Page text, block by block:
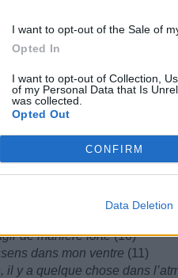
I want to opt-out of the Sale of
Opted In
I want to opt-out of Collection,
of my Personal Data that Is
was collected.
Opted Out
CONFIRM
Data Deletion
mec(8)
moi
my stumach
something in the air tonight
de manière forte(10)
dans mon ventre (11)
y a quelque chose dans